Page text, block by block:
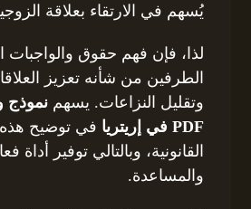
يُسهم في الارتقاء بعلاقة
لذا، فإن فهم حقوق والواجبات
الطرفين من شأنه تعزيز
وتقليل النزاعات. يسهمنموذج
PDF في إريتريا
في توضيح هذه
القانونية، وبالتالي توفير أداة
والمساعدة.